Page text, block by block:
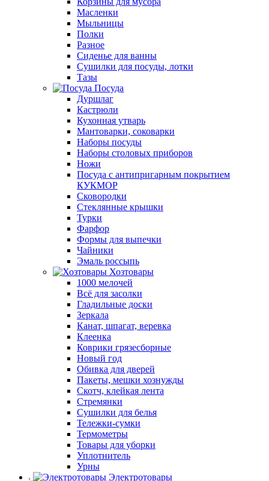
Масленки
Мыльницы
Полки
Разное
Сиденье для ванны
Сушилки для посуды, лотки
Тазы
Посуда
Дуршлаг
Кастрюли
Кухонная утварь
Мантоварки, соковарки
Наборы посуды
Наборы столовых приборов
Ножи
Посуда с антипригарным покрытием
КУКМОР
Сковородки
Стеклянные крышки
Турки
Фарфор
Формы для выпечки
Чайники
Эмаль россыпь
Хозтовары
1000 мелочей
Всё для засолки
Гладильные доски
Зеркала
Канат, шпагат, веревка
Клеенка
Коврики грязесборные
Новый год
Обивка для дверей
Пакеты, мешки хознужды
Скотч, клейкая лента
Стремянки
Сушилки для белья
Тележки-сумки
Термометры
Товары для уборки
Уплотнитель
Урны
Электротовары